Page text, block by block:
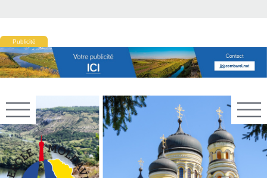
Publicité